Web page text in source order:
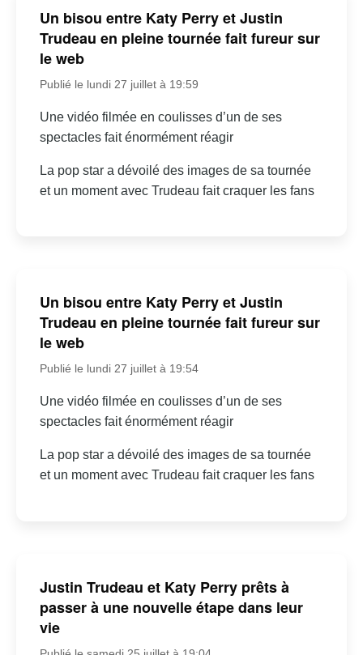
Un bisou entre Katy Perry et Justin
Trudeau en pleine tournée fait fureur sur
le web
Publié le lundi 27 juillet à 19:59
Une vidéo filmée en coulisses d’un de ses
spectacles fait énormément réagir
La pop star a dévoilé des images de sa tournée
et un moment avec Trudeau fait craquer les fans
Un bisou entre Katy Perry et Justin
Trudeau en pleine tournée fait fureur sur
le web
Publié le lundi 27 juillet à 19:54
Une vidéo filmée en coulisses d’un de ses
spectacles fait énormément réagir
La pop star a dévoilé des images de sa tournée
et un moment avec Trudeau fait craquer les fans
Justin Trudeau et Katy Perry prêts à
passer à une nouvelle étape dans leur
vie